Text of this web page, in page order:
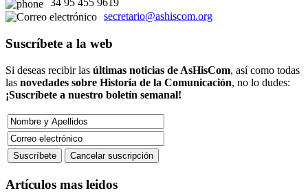
34 95 455 9619
secretario@ashiscom.org
Suscríbete a la web
Si deseas recibir las últimas noticias de AsHisCom, así como todas
las novedades sobre Historia de la Comunicación, no lo dudes:
¡Suscríbete a nuestro boletín semanal!
Artículos mas leidos